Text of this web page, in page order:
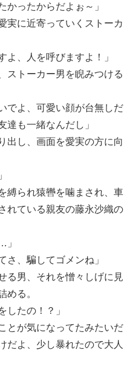
かったからだよぉ～」
実に近寄っていくストーカ
よ、人を呼びますよ！」
ストーカー男を睨みつける
でよ、可愛い顔が台無しだ
達も一緒なんだし」
出し、画面を愛実の方に向
縛られ猿轡を噛まされ、車
れている親友の藤永沙織の
」
さ、騙してゴメンね」
る男、それを憎々しげに見
める。
したの！？」
とが気になってたみたいだ
だよ、少し暴れたので大人